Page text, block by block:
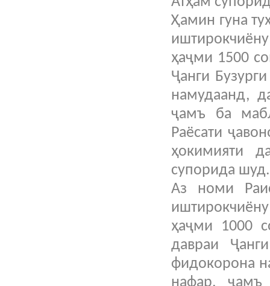
Ҳамин гуна
ҳаҷми 1500
Ҷанги
намудаанд,
ҷамъ ба
Раёсати
ҳокимияти
супорида шуд.
Аз номи
ҳаҷми 1000
давраи
фидокорона
нафар,